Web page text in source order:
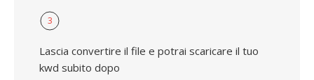
3
Lascia convertire il file e potrai scaricare il tuo
kwd subito dopo